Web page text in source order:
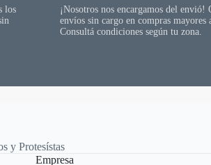
los
¡Nosotros nos encargamos del envió!
envíos sin cargo en compras mayores
Consultá condiciones según tu zona.
y Protesístas
Empresa